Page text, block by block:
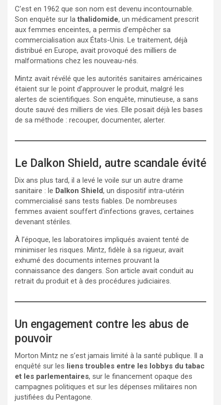
C’est en 1962 que son nom est devenu incontournable.
Son enquête sur lathalidomide, un médicament prescrit
aux femmes enceintes, a permis d’empêcher sa
commercialisation aux États-Unis. Le traitement, déjà
distribué en Europe, avait provoqué des milliers de
malformations chez les nouveau-nés.
Mintz avait révélé que les autorités sanitaires américaines
étaient sur le point d’approuver le produit, malgré les
alertes de scientifiques. Son enquête, minutieuse, a sans
doute sauvé des milliers de vies. Elle posait déjà les bases
de sa méthode : recouper, documenter, alerter.
Le Dalkon Shield, autre scandale évité
Dix ans plus tard, il a levé le voile sur un autre drame
sanitaire : le Dalkon Shield, un dispositif intra-utérin
commercialisé sans tests fiables. De nombreuses
femmes avaient souffert d’infections graves, certaines
devenant stériles.
À l’époque, les laboratoires impliqués avaient tenté de
minimiser les risques. Mintz, fidèle à sa rigueur, avait
exhumé des documents internes prouvant la
connaissance des dangers. Son article avait conduit au
retrait du produit et à des procédures judiciaires.
Un engagement contre les abus de
pouvoir
Morton Mintz ne s’est jamais limité à la santé publique. Il a
enquêté sur les liens troubles entre les lobbys du tabac
et les parlementaires, sur le financement opaque des
campagnes politiques et sur les dépenses militaires non
justifiées du Pentagone.